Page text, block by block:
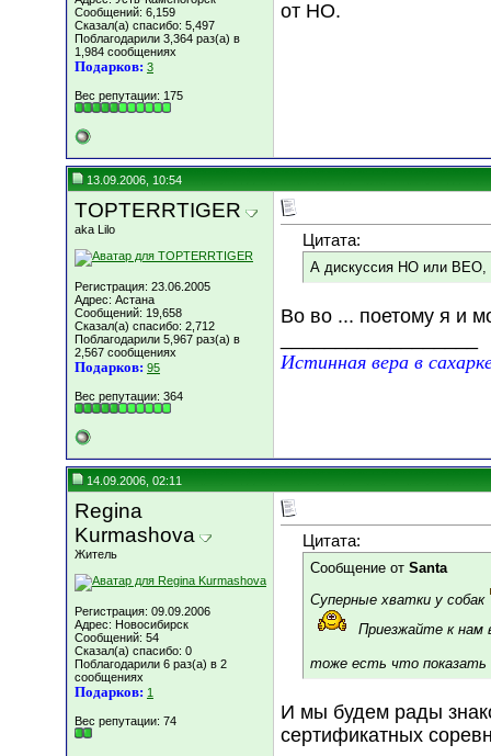
Сообщений: 6,159
Сказал(а) спасибо: 5,497
Поблагодарили 3,364 раз(а) в
1,984 сообщениях
Подарков: 3
Вес репутации: 175
от НО.
13.09.2006, 10:54
TOPTERRTIGER
aka Lilo
Регистрация: 23.06.2005
Адрес: Астана
Сообщений: 19,658
Сказал(а) спасибо: 2,712
Поблагодарили 5,967 раз(а) в
2,567 сообщениях
Подарков: 95
Вес репутации: 364
Цитата:
А дискуссия НО или ВЕО,
Во во ... поетому я и
Истинная вера в
14.09.2006, 02:11
Regina
Kurmashova
Житель
Регистрация: 09.09.2006
Адрес: Новосибирск
Сообщений: 54
Сказал(а) спасибо: 0
Поблагодарили 6 раз(а) в 2
сообщениях
Подарков: 1
Вес репутации: 74
Цитата:
Сообщение от Santa
Суперные хватки у собак
Приезжайте к нам
тоже есть что показать
И мы будем рады
сертификатных